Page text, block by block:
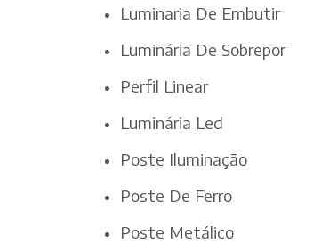
Luminaria De Embutir
Luminária De Sobrepor
Perfil Linear
Luminária Led
Poste Iluminação
Poste De Ferro
Poste Metálico